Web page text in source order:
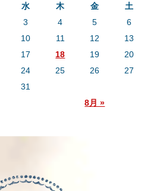
水 木 金 土
8月 »
3 4 5
6
10 11 12
13
17 18 19
20
24 25 26
27
31